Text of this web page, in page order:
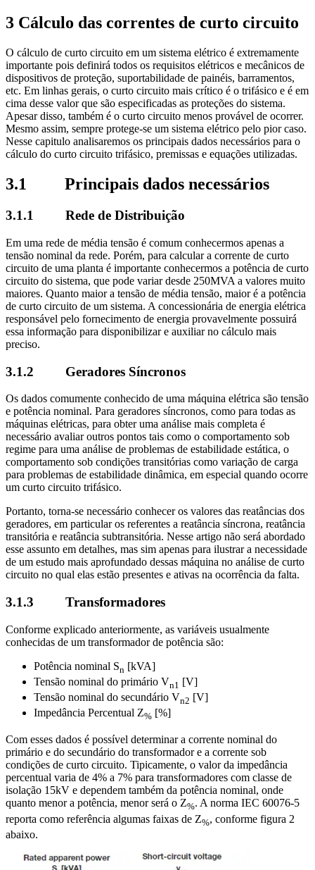
3 Cálculo das correntes de curto circuito
O cálculo de curto circuito em um sistema elétrico é extremamente
importante pois definirá todos os requisitos elétricos e mecânicos de
dispositivos de proteção, suportabilidade de painéis, barramentos,
etc. Em linhas gerais, o curto circuito mais crítico é o trifásico e é em
cima desse valor que são especificadas as proteções do sistema.
Apesar disso, também é o curto circuito menos provável de ocorrer.
Mesmo assim, sempre protege-se um sistema elétrico pelo pior caso.
Nesse capitulo analisaremos os principais dados necessários para o
cálculo do curto circuito trifásico, premissas e equações utilizadas.
3.1 Principais dados necessários
3.1.1 Rede de Distribuição
Em uma rede de média tensão é comum conhecermos apenas a
tensão nominal da rede. Porém, para calcular a corrente de curto
circuito de uma planta é importante conhecermos a potência de curto
circuito do sistema, que pode variar desde 250MVA a valores muito
maiores. Quanto maior a tensão de média tensão, maior é a potência
de curto circuito de um sistema. A concessionária de energia elétrica
responsável pelo fornecimento de energia provavelmente possuirá
essa informação para disponibilizar e auxiliar no cálculo mais
preciso.
3.1.2 Geradores Síncronos
Os dados comumente conhecido de uma máquina elétrica são tensão
e potência nominal. Para geradores síncronos, como para todas as
máquinas elétricas, para obter uma análise mais completa é
necessário avaliar outros pontos tais como o comportamento sob
regime para uma análise de problemas de estabilidade estática, o
comportamento sob condições transitórias como variação de carga
para problemas de estabilidade dinâmica, em especial quando ocorre
um curto circuito trifásico.
Portanto, torna-se necessário conhecer os valores das reatâncias dos
geradores, em particular os referentes a reatância síncrona, reatância
transitória e reatância subtransitória. Nesse artigo não será abordado
esse assunto em detalhes, mas sim apenas para ilustrar a necessidade
de um estudo mais aprofundado dessas máquina no análise de curto
circuito no qual elas estão presentes e ativas na ocorrência da falta.
3.1.3 Transformadores
Conforme explicado anteriormente, as variáveis usualmente
conhecidas de um transformador de potência são:
Potência nominal Sn [kVA]
Tensão nominal do primário Vn1 [V]
Tensão nominal do secundário Vn2 [V]
Impedância Percentual Z% [%]
Com esses dados é possível determinar a corrente nominal do
primário e do secundário do transformador e a corrente sob
condições de curto circuito. Tipicamente, o valor da impedância
percentual varia de 4% a 7% para transformadores com classe de
isolação 15kV e dependem também da potência nominal, onde
quanto menor a potência, menor será o Z%. A norma IEC 60076-5
reporta como referência algumas faixas de Z%, conforme figura 2
abaixo.